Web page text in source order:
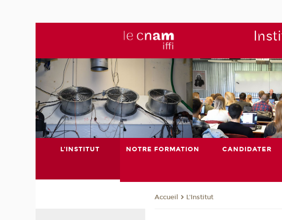
L'INSTITUT NOTRE FORMATION CANDIDATER
Accueil L'Institut